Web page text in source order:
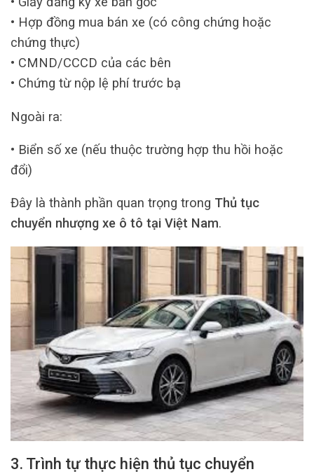
• Hợp đồng mua bán xe (có công chứng hoặc
chứng thực)
• CMND/CCCD của các bên
• Chứng từ nộp lệ phí trước bạ
Ngoài ra:
• Biển số xe (nếu thuộc trường hợp thu hồi hoặc
đổi)
Đây là thành phần quan trọng trong Thủ tục
chuyển nhượng xe ô tô tại Việt Nam.
3. Trình tự thực hiện thủ tục chuyển